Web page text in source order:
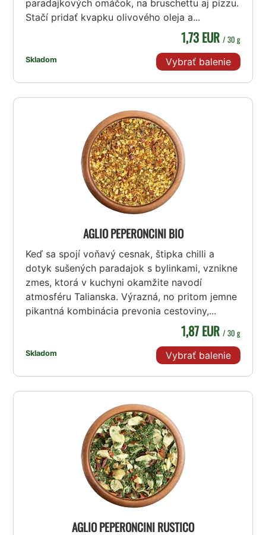
paradajkových omáčok, na bruschettu aj pizzu.
Stačí pridať kvapku olivového oleja a...
Skladom
1,73 EUR / 30 g
Vybrať balenie
AGLIO PEPERONCINI BIO
Keď sa spojí voňavý cesnak, štipka chilli a
dotyk sušených paradajok s bylinkami, vznikne
zmes, ktorá v kuchyni okamžite navodí
atmosféru Talianska. Výrazná, no pritom jemne
pikantná kombinácia prevonia cestoviny,...
Skladom
1,87 EUR / 30 g
Vybrať balenie
AGLIO PEPERONCINI RUSTICO